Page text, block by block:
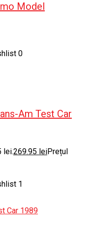
Model
0
Am Test Car
lei.269.95 leiPrețul
1